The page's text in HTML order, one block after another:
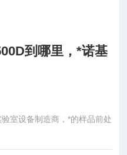
到哪里，*诺基
室设备制造商，*的样品前处